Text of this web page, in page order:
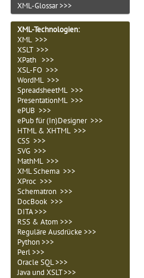
XML-Glossar >>>
XML-Technologien:
XML >>>
XSLT >>>
XPath >>>
XSL-FO >>>
WordML >>>
SpreadsheetML >>>
PresentationML >>>
ePUB >>>
ePub für (In)Designer >>>
HTML & XHTML >>>
CSS >>>
SVG >>>
MathML >>>
XML Schema >>>
XProc >>>
Schematron >>>
DocBook >>>
DITA >>>
RSS & Atom >>>
Reguläre Ausdrücke >>>
Python >>>
Perl >>>
Oracle SQL >>>
Java und XSLT >>>